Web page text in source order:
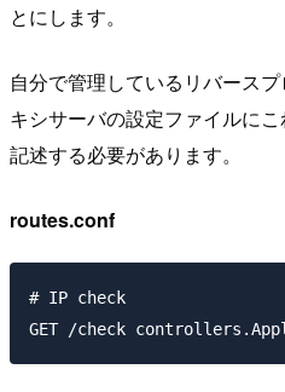
とにします。
自分で管理しているリバース
キシサーバの設定ファイルに
記述する必要があります。
routes.conf
# IP check